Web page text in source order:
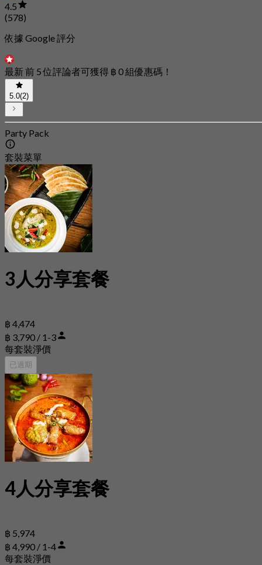
4.5
(578)
依據 Google 評分
最新 前 5 位評論者可獲得 ฿ 0 組優惠碼！
5.0(2)
Party Pack
套裝菜單
3人分享套餐
฿ 4,474
฿ 3,790 / 1-3
每套裝淨價
已過期
4人分享套餐
฿ 5,974
฿ 4,990 / 1-4
每套裝淨價